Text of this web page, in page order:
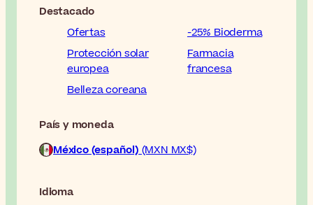
Destacado
Ofertas
-25% Bioderma
Protección solar
europea
Farmacia
francesa
Belleza coreana
País y moneda
México (español)(MXN MX$)
Idioma